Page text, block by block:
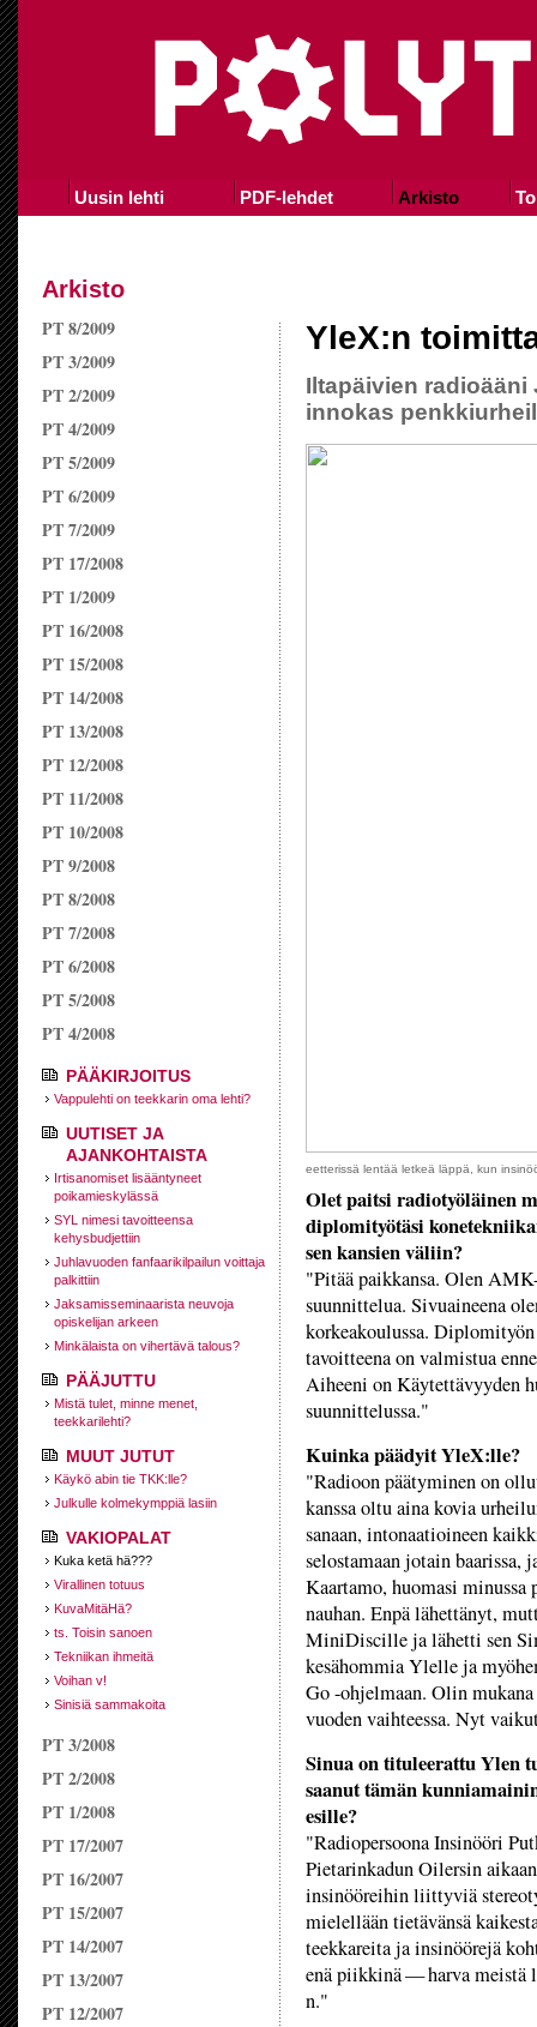
Uusin lehti PDF-lehdet Arkisto
Arkisto
PT 8/2009
PT 3/2009
PT 2/2009
PT 4/2009
PT 5/2009
PT 6/2009
PT 7/2009
PT 17/2008
PT 1/2009
PT 16/2008
PT 15/2008
PT 14/2008
PT 13/2008
PT 12/2008
PT 11/2008
PT 10/2008
PT 9/2008
PT 8/2008
PT 7/2008
PT 6/2008
PT 5/2008
PT 4/2008
PÄÄKIRJOITUS
Vappulehti on teekkarin oma lehti?
UUTISET JA
AJANKOHTAISTA
Irtisanomiset lisääntyneet
poikamieskylässä
SYL nimesi tavoitteensa
kehysbudjettiin
Juhlavuoden fanfaarikilpailun voittaja
palkittiin
Jaksamisseminaarista neuvoja
opiskelijan arkeen
Minkälaista on vihertävä talous?
PÄÄJUTTU
Mistä tulet, minne menet,
teekkarilehti?
MUUT JUTUT
Käykö abin tie TKK:lle?
Julkulle kolmekymppiä lasiin
VAKIOPALAT
Kuka ketä hä???
Virallinen totuus
KuvaMitäHä?
ts. Toisin sanoen
Tekniikan ihmeitä
Voihan v!
Sinisiä sammakoita
PT 3/2008
PT 2/2008
PT 1/2008
PT 17/2007
PT 16/2007
PT 15/2007
PT 14/2007
PT 13/2007
PT 12/2007
YleX:n
Iltapäivien
innokas
eetterissä lentää letkeä läppä, kun
Olet paitsi radiotyöläinen
diplomityötäsi
sen kansien väliin?
"Pitää paikkansa. Olen
suunnittelua. Sivuaineena
korkeakoulussa.
tavoitteena on valmistua
Aiheeni on Käytettävyyden
suunnittelussa."
Kuinka päädyit YleX:lle?
"Radioon päätyminen on
kanssa oltu aina kovia
sanaan, intonaatioineen
selostamaan jotain
Kaartamo, huomasi
nauhan. Enpä lähettänyt,
MiniDiscille ja lähetti sen
kesähommia Ylelle ja
Go -ohjelmaan. Olin
vuoden vaihteessa. Nyt
Sinua on tituleerattu Ylen
saanut tämän
esille?
"Radiopersoona Insinööri
Pietarinkadun Oilersin
insinööreihin liittyviä
mielellään tietävänsä
teekkareita ja insinöörejä
enä piikkinä — harva meistä
n."